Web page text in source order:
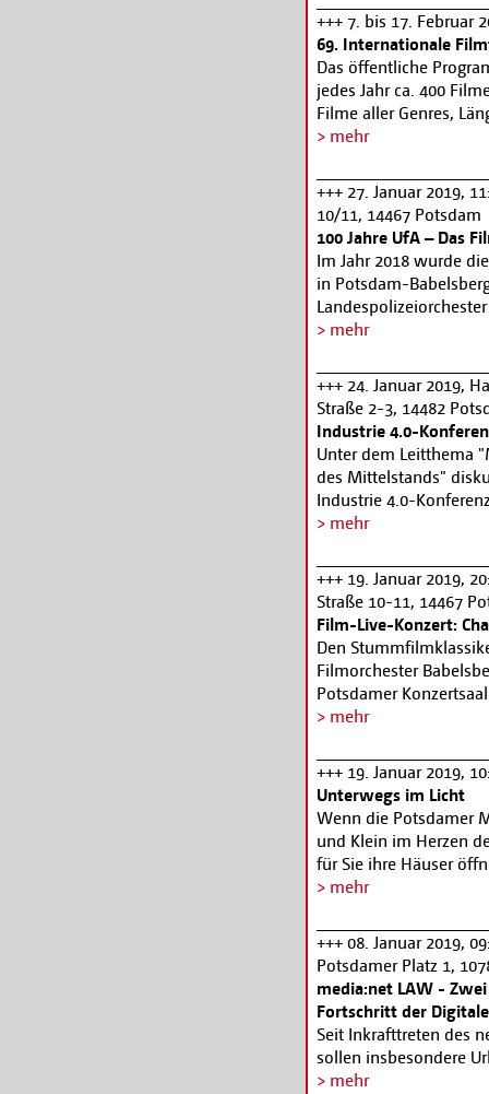
Filmschaffenden,
urheberrechtlichen
Gespräche unter
+++ 7. bis 17. Februar
69. Internationale
Das öffentliche
jedes Jahr ca. 400
Filme aller Genres,
Sektionen ihren Platz.
gemeinsame Projekte
Akteuren – die
kreativer Interaktion
European Film Market
Fachbesucher*innen
Kontakte,
Filmrechten.
> mehr
+++ 27. Januar 2019,
10/11, 14467 Potsdam
100 Jahre UfA – Das
Im Jahr 2018 wurde
in Potsdam-
bekanntesten und
musikalische
LPO die Zeit
Kartenreservierung:
> mehr
+++ 24. Januar 2019,
Straße 2-3, 14482
Industrie 4.0-
Unter dem Leitthema
des Mittelstands"
Industrie 4.0-
aus Politik, Industrie,
beschäftigt sich mit
Herausforderungen
mittelständischen
Wirtschaft in
ihren je eigenen
Technologien
Mittelstands im
der Zukunft,
> mehr
+++ 19. Januar 2019,
Straße 10-11, 14467
Film-Live-Konzert:
Den
Filmorchester
Potsdamer
von Knut Elstermann.
> mehr
+++ 19. Januar 2019,
Unterwegs im Licht
Wenn die Potsdamer
und Klein im Herzen
für Sie ihre Häuser
Ausstellungen
leuchten … … dann
Programm finden Sie
> mehr
+++ 08. Januar 2019,
Potsdamer Platz 1,
media:net LAW -
Fortschritt der
Seit Inkrafttreten des
sollen insbesondere
angemessene
> mehr